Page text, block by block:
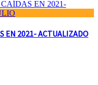
EN 2021- ACTUALIZADO